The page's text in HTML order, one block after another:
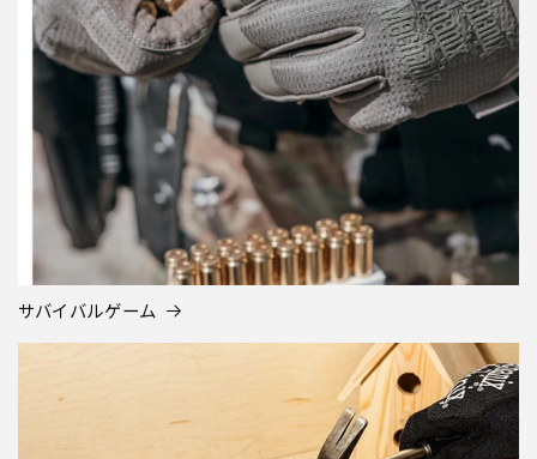
サバイバルゲーム